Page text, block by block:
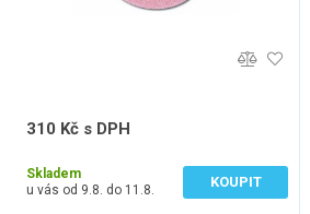
310 Kč s DPH
Skladem
u vás od 9.8. do 11.8.
KOUPIT